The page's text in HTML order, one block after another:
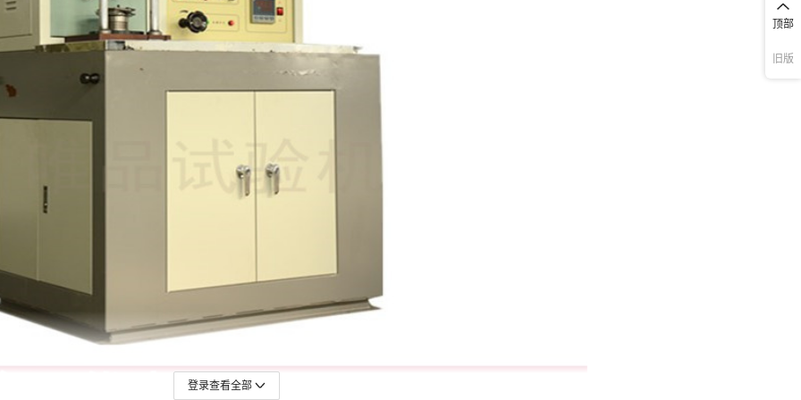
登录查看全部
顶部
旧版